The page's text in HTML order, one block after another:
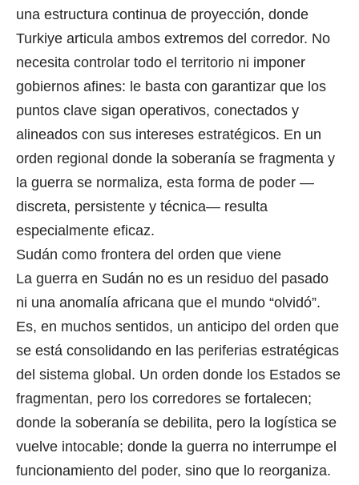
una estructura continua de proyección, donde
Turkiye articula ambos extremos del corredor. No
necesita controlar todo el territorio ni imponer
gobiernos afines: le basta con garantizar que los
puntos clave sigan operativos, conectados y
alineados con sus intereses estratégicos. En un
orden regional donde la soberanía se fragmenta y
la guerra se normaliza, esta forma de poder —
discreta, persistente y técnica— resulta
especialmente eficaz.
Sudán como frontera del orden que viene
La guerra en Sudán no es un residuo del pasado
ni una anomalía africana que el mundo “olvidó”.
Es, en muchos sentidos, un anticipo del orden que
se está consolidando en las periferias estratégicas
del sistema global. Un orden donde los Estados se
fragmentan, pero los corredores se fortalecen;
donde la soberanía se debilita, pero la logística se
vuelve intocable; donde la guerra no interrumpe el
funcionamiento del poder, sino que lo reorganiza.